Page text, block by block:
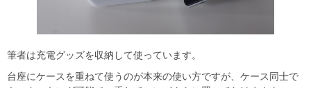
筆者は充電グッズを収納して使っています。
台座にケースを重ねて使うのが本来の使い方ですが、ケース同士で